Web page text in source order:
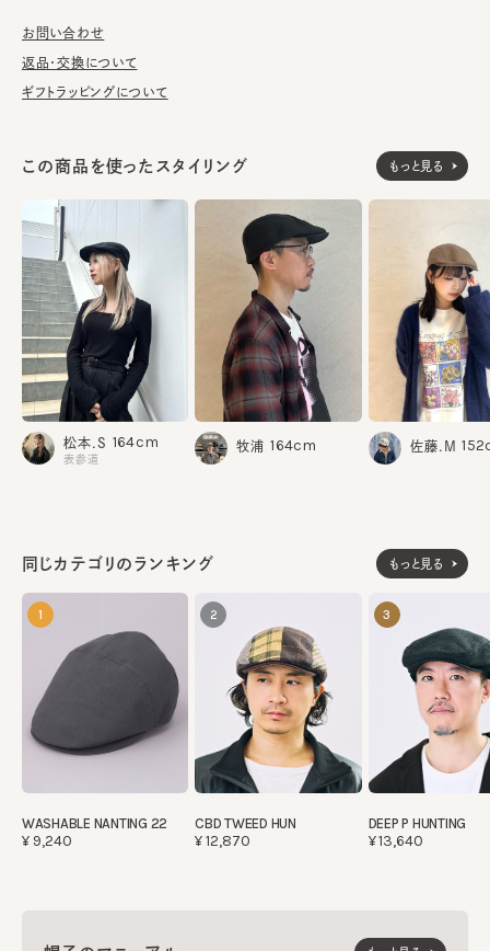
洗濯不可。汚れにつきましては、消臭・抗菌用のスプレーや、帽子
が汚れてしまう前の対策として、汗止めのハットライナーのお勧め
まっすぐ引き出してください。逆向きに引っ張るとスベリを破損する
可能性がございます。）
※柄の出方は個体差があります。
素材
《BLACK》
表地：ポリエステル100%
裏地：ポリエステル52% 綿48%
《NAVY／BROWN》
表地：ポリエステル99% レーヨン1%
腰部分：ポリエステル100%
裏地：ポリエステル52% 綿48%
生産国 made in JAPAN
お問い合わせ
返品・交換について
ギフトラッピングについて
同じカテゴリのランキング もっと見る
1
WASHABLE NANTING 22
¥9,240
2
CBD TWEED HUN
¥12,870
3
DEEP P HUNTING
¥13,640
この商品を使ったスタイリング もっと見る
松本.S 164cm
表参道
牧浦 164cm 佐藤.M